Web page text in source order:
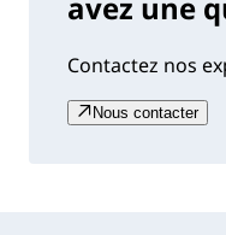
avez une
Contactez nos
Nous contacter